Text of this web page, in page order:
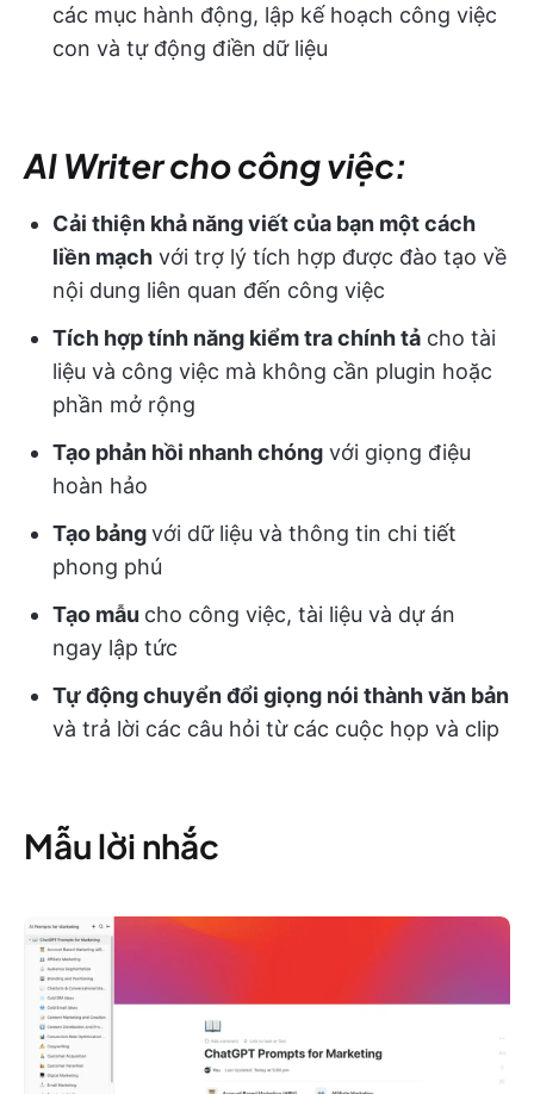
các mục hành động, lập kế hoạch công việc
con và tự động điền dữ liệu
AI Writer cho công việc:
Cải thiện khả năng viết của bạn một cách
liền mạch với trợ lý tích hợp được đào tạo về
nội dung liên quan đến công việc
Tích hợp tính năng kiểm tra chính tả cho tài
liệu và công việc mà không cần plugin hoặc
phần mở rộng
Tạo phản hồi nhanh chóng với giọng điệu
hoàn hảo
Tạo bảngvới dữ liệu và thông tin chi tiết
phong phú
Tạo mẫu cho công việc, tài liệu và dự án
ngay lập tức
Tự động chuyển đổi giọng nói thành văn bản
và trả lời các câu hỏi từ các cuộc họp và clip
Mẫu lời nhắc